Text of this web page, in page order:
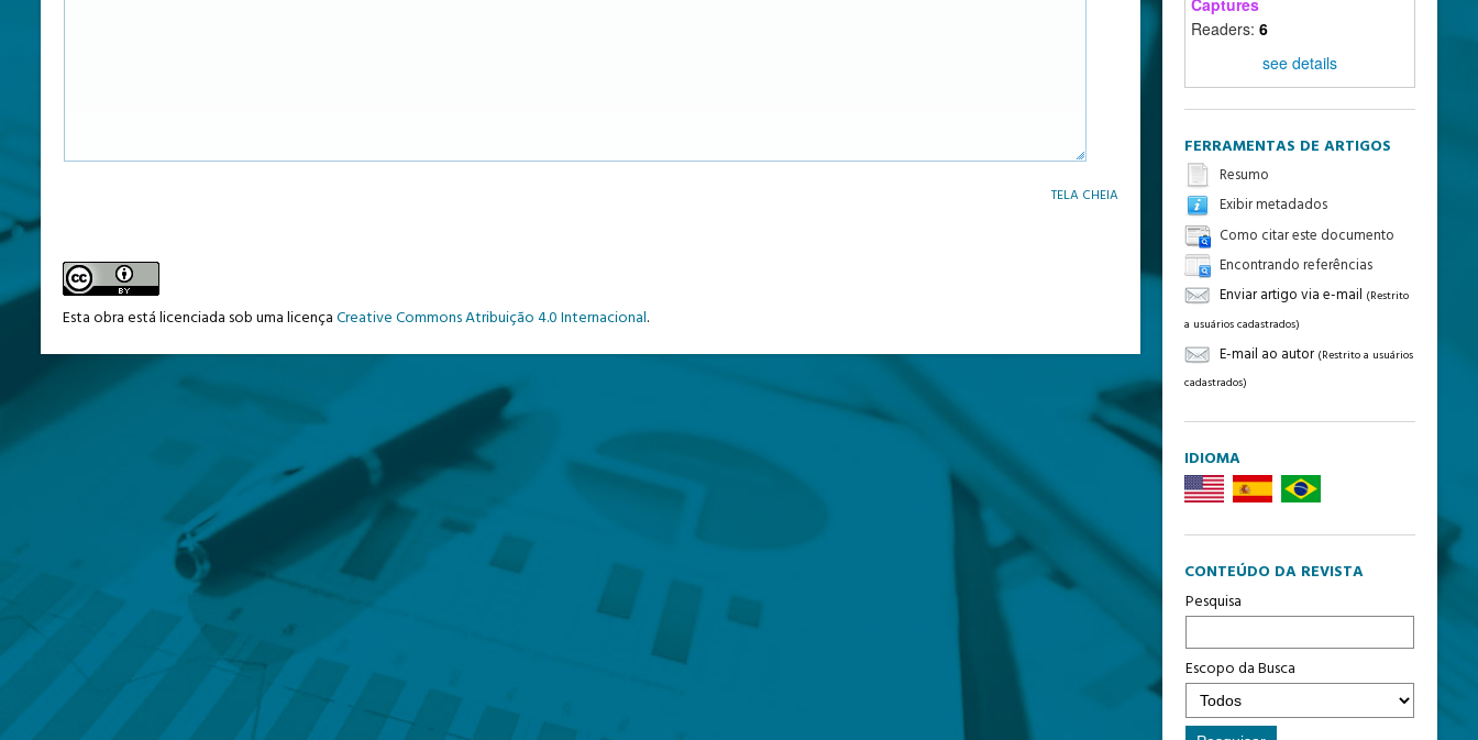
Readers: 6
see details
FERRAMENTAS DE ARTIGOS
Resumo
Exibir metadados
Como citar este documento
Encontrando referências
Enviar artigo via e-mail (Restrito
a usuários cadastrados)
E-mail ao autor (Restrito a usuários
cadastrados)
IDIOMA
CONTEÚDO DA REVISTA
Pesquisa
Escopo da Busca
TELA CHEIA
Esta obra está licenciada sob uma licençaCreative Commons Atribuição 4.0 Internacional.